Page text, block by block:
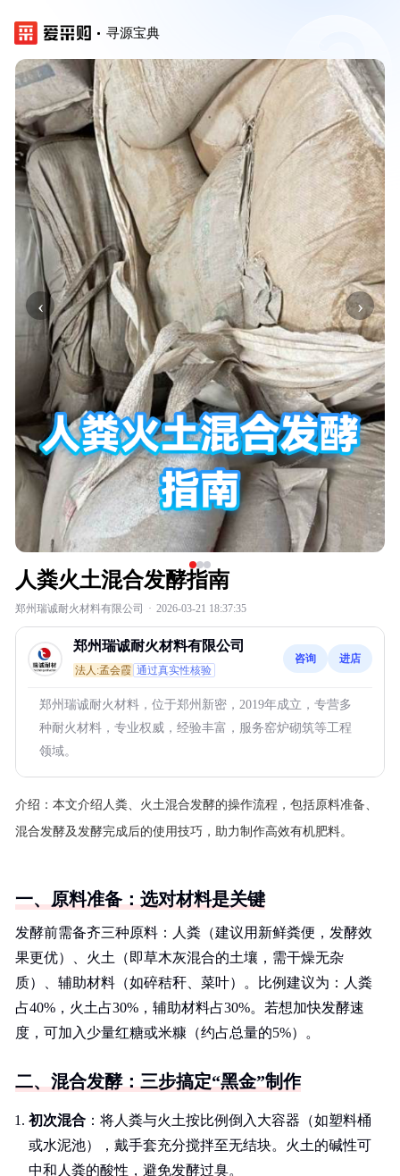
寻源宝典
‹ ›
人粪火土混合发酵指南
郑州瑞诚耐火材料有限公司 · 2026-03-21 18:37:35
郑州瑞诚耐火材料有限公司
法人:孟会霞 通过真实性核验
咨询 进店
郑州瑞诚耐火材料，位于郑州新密，2019年成立，专营多
种耐火材料，专业权威，经验丰富，服务窑炉砌筑等工程
领域。
介绍： 本文介绍人粪、火土混合发酵的操作流程，包括原料准备、
混合发酵及发酵完成后的使用技巧，助力制作高效有机肥料。
一、原料准备：选对材料是关键
发酵前需备齐三种原料：人粪（建议用新鲜粪便，发酵效
果更优）、火土（即草木灰混合的土壤，需干燥无杂
质）、辅助材料（如碎秸秆、菜叶）。比例建议为：人粪
占40%，火土占30%，辅助材料占30%。若想加快发酵速
度，可加入少量红糖或米糠（约占总量的5%）。
二、混合发酵：三步搞定“黑金”制作
初次混合 ：将人粪与火土按比例倒入大容器（如塑料桶
或水泥池），戴手套充分搅拌至无结块。火土的碱性可
中和人粪的酸性，避免发酵过臭。